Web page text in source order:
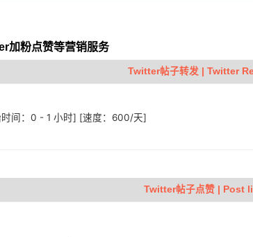
加粉点赞等营销服务
Twitter帖子转发 | Twitter
间：0 - 1 小时] [速度：600/天]
Twitter帖子点赞 | Post